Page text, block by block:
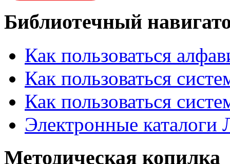
Библиотечный
Как пользоваться
Как пользоваться
Как пользоваться
Электронные
Методическая копилка